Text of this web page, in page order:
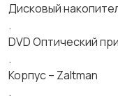
Дисковый
.
DVD Оптический
.
Корпус – Zaltman
.